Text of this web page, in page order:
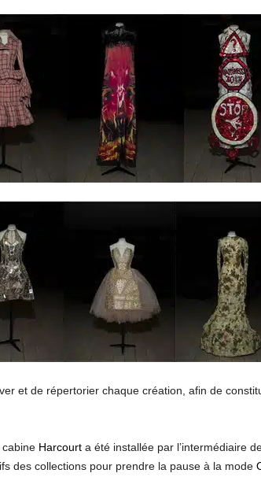
et de répertorier chaque création, afin de
Harcourta été installée par l’intermédiaire
des collections pour prendre la pause à la mode